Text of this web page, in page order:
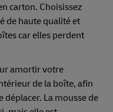
carton. Choisissez
de haute qualité et
car elles perdent
amortir votre
de la boîte, afin
déplacer. La mousse de